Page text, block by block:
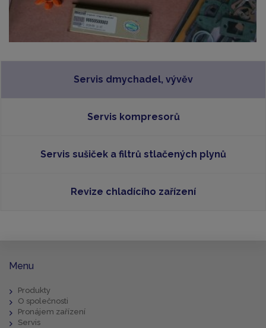
Servis dmychadel, vývěv
Servis kompresorů
Servis sušiček a filtrů stlačených plynů
Revize chladícího zařízení
Menu
Produkty
O společnosti
Pronájem zařízení
Servis